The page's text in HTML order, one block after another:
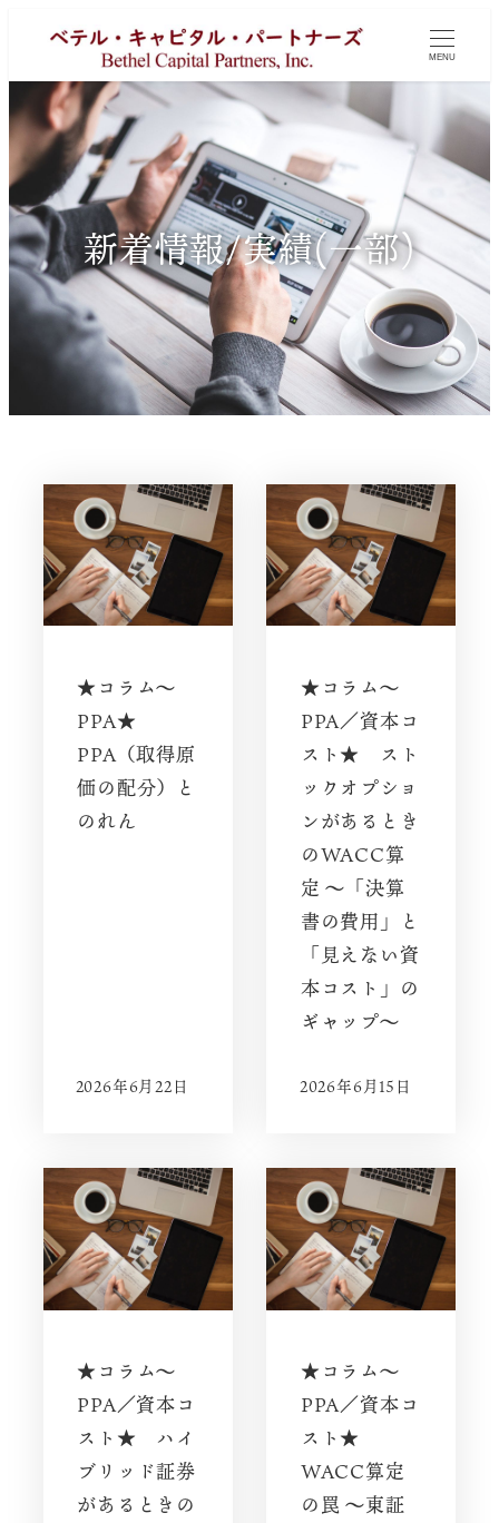
MENU
新着情報/実績(一部)
★コラム～
PPA★
PPA（取得原
価の配分）と
のれん
2026年6月22日
★コラム～
PPA／資本コ
スト★ スト
ックオプショ
ンがあるとき
のWACC算
定 〜「決算
書の費用」と
「見えない資
本コスト」の
ギャップ〜
2026年6月15日
★コラム～
PPA／資本コ
スト★ ハイ
ブリッド証券
があるときの
★コラム～
PPA／資本コ
スト★
WACC算定
の罠 〜東証